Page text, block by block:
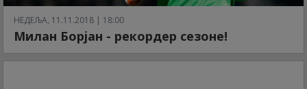
НЕДЕЉА, 11.11.2018 | 18:00
Милан Борјан - рекордер сезоне!